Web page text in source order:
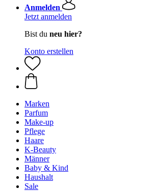
Anmelden
Jetzt anmelden
Bist du neu hier?
Konto erstellen
Marken
Parfum
Make-up
Pflege
Haare
K-Beauty
Männer
Baby & Kind
Haushalt
Sale